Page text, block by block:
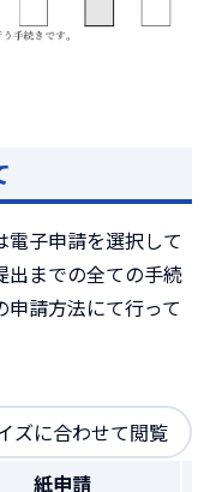
子申請を選択して
出までの全ての手続
請方法にて行って
ズに合わせて閲覧
紙申請